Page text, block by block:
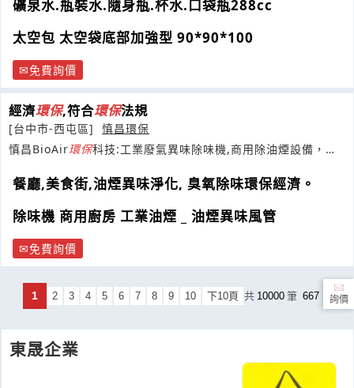
礦泉水.瓶裝水.隨身瓶.杯水.口袋瓶288cc
太空包 太空袋底部加強型 90*90*100
免費詢價
經濟環保,符合環保法規
[台中市-西屯區]
慎昌環保
慎昌BioAir環保科技:工業廢氣異味除味機,商用除油煙設備，廢
餐廳,美食街,油煙異味淨化, 臭氧除味環保經濟。
除味機 商用廚房 工業油煙 _ 油煙異味風管
免費詢價
1 2 3 4 5 6 7 8 9 10 下10頁 共 10000 筆 667 頁
東晟企業
詢價